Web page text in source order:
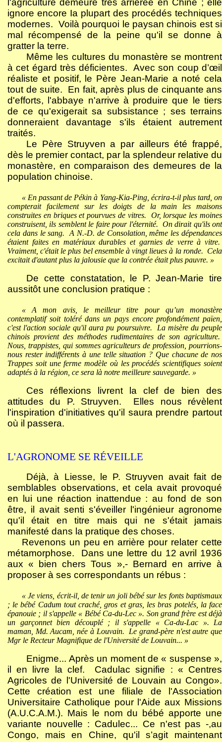
l'agriculture demeure très arriérée en Chine ; elle
ignore encore Ia plupart des procédés techniques
modernes. Voilà pourquoi le paysan chinois est si
mal récompensé de la peine qu'il se donne à
gratter la terre.
Même les cultures du monastère se montrent
à cet égard très déficientes.
Avec son coup d’œil
réaliste et positif, le Père Jean-Marie a noté cela
tout de suite.
En fait, après plus de cinquante ans
d'efforts, l'abbaye n'arrive à produire que le tiers
de ce qu'exigerait sa subsistance ; ses terrains
donneraient davantage s'ils étaient autrement
traités.
Le Père Struyven a par ailleurs été frappé,
dès le premier contact, par la splendeur relative du
monastère, en comparaison des demeures de la
population chinoise.
« En passant de Pékin à Yang-Kia-Ping, écrira-t-il plus tard, on
compterait facilement sur les doigts de la main les maisons
construites en briques et pourvues de vitres.
Or, lorsque les moines
construisent, ils semblent le faire pour l'éternité. On dirait qu'ils ont
cela dans le sang.
A N.-D. de Consolation, même les dépendances
étaient faites en matériaux durables et garnies de verre à vitre.
Vraiment, c'était le plus bel ensemble à vingt lieues à la ronde. Cela
excitait d'autant plus la jalousie que la contrée était plus pauvre. »
De cette constatation, le P. Jean-Marie tire
aussitôt une conclusion pratique :
« A mon avis, le meilleur titre pour qu’un monastère
contemplatif soit toléré dans un pays encore profondément païen,
c'est l'action sociale qu'il aura pu poursuivre.
La misère du peuple
chinois provient des méthodes rudimentaires de son agriculture.
Nous, trappistes, qui sommes agriculteurs de profession, pourrions-
nous rester indifférents à une telle situation ? Que chacune de nos
Trappes soit une ferme modèle où les procédés scientifiques soient
adaptés à la région, ce sera là notre meilleure sauvegarde. »
Ces réflexions livrent la clef de bien des
attitudes du P. Struyven.
Elles nous révèlent
l'inspiration d'initiatives qu'il saura prendre partout
où il passera.
L'AGRONOME SE RÉVEILLE
Déjà, à Liesse, le P. Struyven avait fait de
semblables observations, et cela avait provoqué
en lui une réaction inattendue : au fond de son
être, il avait senti s'éveiller l'ingénieur agronome
qu'il était en titre mais qui ne s'était jamais
manifesté dans la pratique des choses.
Revenons un peu en arrière pour relater cette
métamorphose.
Dans une lettre du 12 avril 1936
aux « bien chers Tous »,- Bernard en arrive à
proposer à ses correspondants un rébus :
« Je viens, écrit-il, de tenir un joli bébé sur les fonts baptismaux
; le bébé Cadum tout craché, gros et gras, les bras potelés, la face
épanouie ; il s'appelle « Bébé Ca-du-Lec ». Son grand frère est déjà
un garçonnet bien découplé ; il s'appelle « Ca-du-Lac ». La
maman, Md. Aucam, née à Louvain.
Le grand-père n'est autre que
Mgr le Recteur Magnifique de l'Université de Louvain... »
Enigme... Après un moment de « suspense »,
il en livre la clef.
Cadulac signifie : « Centres
Agricoles de l'Université de Louvain au Congo».
Cette création est une filiale de l'Association
Universitaire Catholique pour l'Aide aux Missions
(A.U.C.A.M.). Mais le nom du bébé apporte une
variante nouvelle : Cadulec... Ce n'est pas -,au
Congo, mais en Chine, qu'il s’agit maintenant